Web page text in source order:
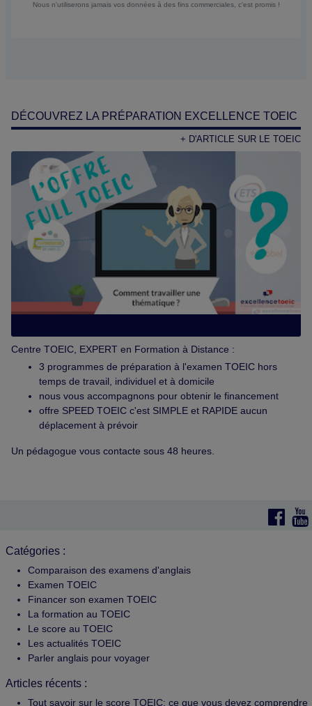
Nous n'utiliserons jamais vos données à des fins commerciales, c'est promis !
DÉCOUVREZ LA PRÉPARATION EXCELLENCE TOEIC
+ D'ARTICLE SUR LE TOEIC
Centre TOEIC, EXPERT en Formation à Distance :
3 programmes de préparation à l'examen TOEIC hors
temps de travail, individuel et à domicile
nous vous accompagnons pour obtenir le financement
offre SPEED TOEIC c'est SIMPLE et RAPIDE aucun
déplacement à prévoir
Un pédagogue vous contacte sous 48 heures.
Catégories :
Comparaison des examens d'anglais
Examen TOEIC
Financer son examen TOEIC
La formation au TOEIC
Le score au TOEIC
Les actualités TOEIC
Parler anglais pour voyager
Articles récents :
Tout savoir sur le score TOEIC: ce que vous devez comprendre